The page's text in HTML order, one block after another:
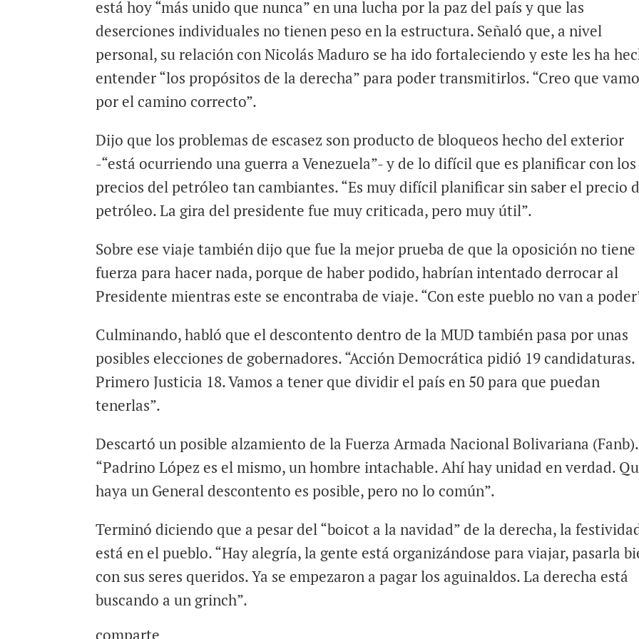
está hoy “más unido que nunca” en una lucha por la paz del país y que las
deserciones individuales no tienen peso en la estructura. Señaló que, a nivel
personal, su relación con Nicolás Maduro se ha ido fortaleciendo y este les ha
entender “los propósitos de la derecha” para poder transmitirlos. “Creo que
por el camino correcto”.
Dijo que los problemas de escasez son producto de bloqueos hecho del exterior
-“está ocurriendo una guerra a Venezuela”- y de lo difícil que es planificar con los
precios del petróleo tan cambiantes. “Es muy difícil planificar sin saber el precio
petróleo. La gira del presidente fue muy criticada, pero muy útil”.
Sobre ese viaje también dijo que fue la mejor prueba de que la oposición no tiene
fuerza para hacer nada, porque de haber podido, habrían intentado derrocar al
Presidente mientras este se encontraba de viaje. “Con este pueblo no van a
Culminando, habló que el descontento dentro de la MUD también pasa por unas
posibles elecciones de gobernadores. “Acción Democrática pidió 19 candidaturas.
Primero Justicia 18. Vamos a tener que dividir el país en 50 para que puedan
tenerlas”.
Descartó un posible alzamiento de la Fuerza Armada Nacional Bolivariana (Fanb).
“Padrino López es el mismo, un hombre intachable. Ahí hay unidad en verdad.
haya un General descontento es posible, pero no lo común”.
Terminó diciendo que a pesar del “boicot a la navidad” de la derecha, la
está en el pueblo. “Hay alegría, la gente está organizándose para viajar, pasarla
con sus seres queridos. Ya se empezaron a pagar los aguinaldos. La derecha está
buscando a un grinch”.
comparte